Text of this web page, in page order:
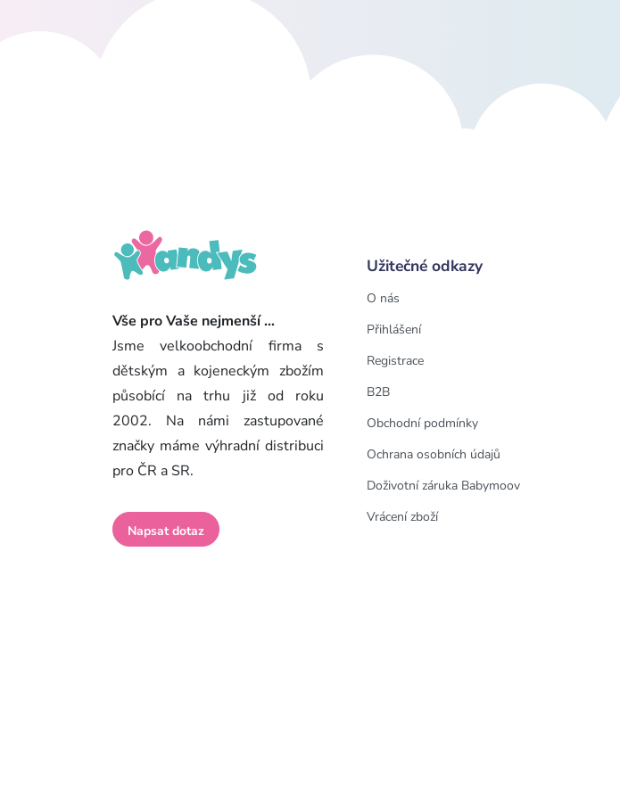
Vše pro Vaše nejmenší ...
Jsme velkoobchodní firma s
dětským a kojeneckým zbožím
působící na trhu již od roku
2002. Na námi zastupované
značky máme výhradní distribuci
pro ČR a SR.
Napsat dotaz
Užitečné odkazy
O nás
Přihlášení
Registrace
B2B
Obchodní podmínky
Ochrana osobních údajů
Doživotní záruka Babymoov
Vrácení zboží